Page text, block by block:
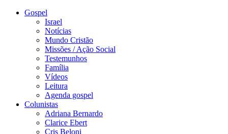
Gospel
Israel
Notícias
Mundo Cristão
Missões / Ação Social
Testemunhos
Família
Vídeos
Leitura
Agenda gospel
Colunistas
Adriana Bernardo
Clarice Ebert
Cris Beloni